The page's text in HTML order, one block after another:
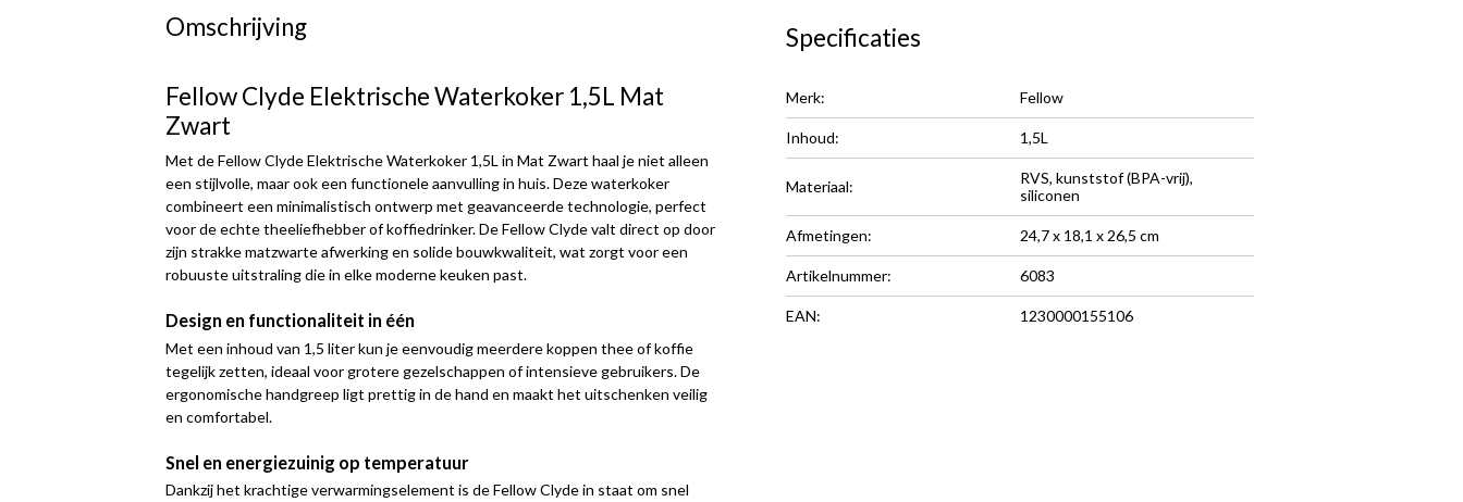
Omschrijving
Fellow Clyde Elektrische Waterkoker 1,5L Mat
Zwart
Met de Fellow Clyde Elektrische Waterkoker 1,5L in Mat Zwart haal je niet alleen
een stijlvolle, maar ook een functionele aanvulling in huis. Deze waterkoker
combineert een minimalistisch ontwerp met geavanceerde technologie, perfect
voor de echte theeliefhebber of koffiedrinker. De Fellow Clyde valt direct op door
zijn strakke matzwarte afwerking en solide bouwkwaliteit, wat zorgt voor een
robuuste uitstraling die in elke moderne keuken past.
Design en functionaliteit in één
Met een inhoud van 1,5 liter kun je eenvoudig meerdere koppen thee of koffie
tegelijk zetten, ideaal voor grotere gezelschappen of intensieve gebruikers. De
ergonomische handgreep ligt prettig in de hand en maakt het uitschenken veilig
en comfortabel.
Snel en energiezuinig op temperatuur
Dankzij het krachtige verwarmingselement is de Fellow Clyde in staat om snel
Specificaties
Merk: Fellow
Inhoud: 1,5L
Materiaal:
RVS, kunststof (BPA-vrij),
siliconen
Afmetingen: 24,7 x 18,1 x 26,5 cm
Artikelnummer: 6083
EAN: 1230000155106